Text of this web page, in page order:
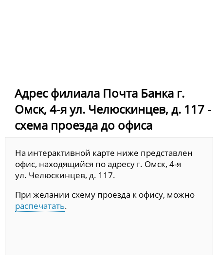
Адрес филиала Почта Банка г.
Омск, 4-я ул. Челюскинцев, д. 117 -
схема проезда до офиса
На интерактивной карте ниже представлен
офис, находящийся по адресу г. Омск, 4-я
ул. Челюскинцев, д. 117.
При желании схему проезда к офису, можно
распечатать.